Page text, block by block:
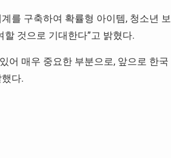
를 구축하여 확률형 아이템, 청소년 보
것으로 기대한다”고 밝혔다.
어 매우 중요한 부분으로, 앞으로 한국
다.